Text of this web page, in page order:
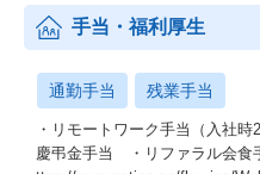
手当・福利厚生
通勤手当 残業手当
・リモートワーク手当（入社
慶弔金手当 ・リファラル会食